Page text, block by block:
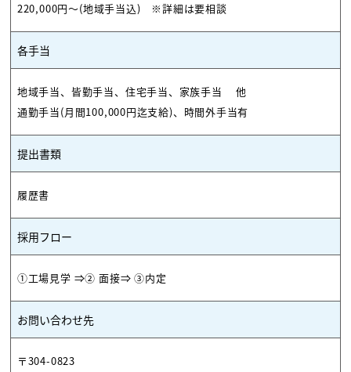
220,000円～(地域手当込) ※詳細は要相談
各手当
地域手当、皆勤手当、住宅手当、家族手当 他
通勤手当(月間100,000円迄支給)、時間外手当有
提出書類
履歴書
採用フロー
①工場見学 ⇒② 面接⇒ ③内定
お問い合わせ先
〒304-0823